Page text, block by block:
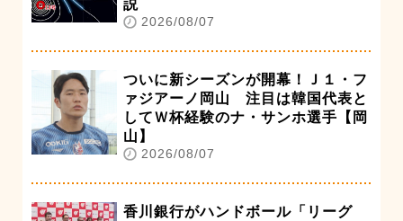
説
2026/08/07
ついに新シーズンが開幕！Ｊ１・フ
ァジアーノ岡山 注目は韓国代表と
してＷ杯経験のナ・サンホ選手【岡
山】
2026/08/07
香川銀行がハンドボール「リーグ